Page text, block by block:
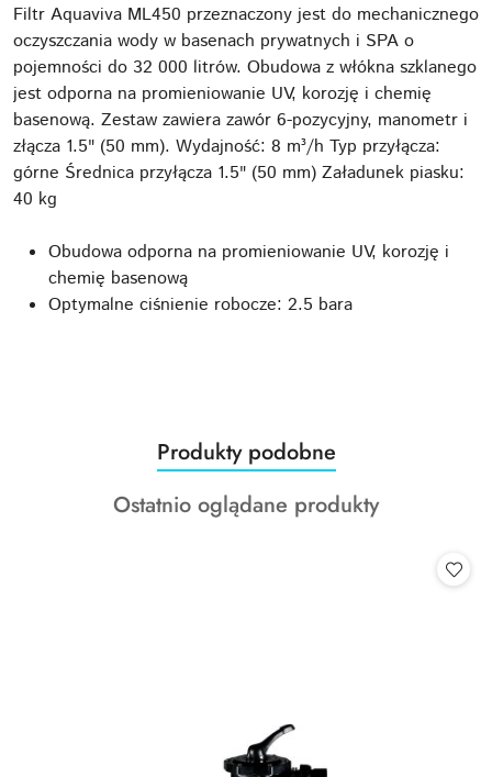
Filtr Aquaviva ML450 przeznaczony jest do mechanicznego
oczyszczania wody w basenach prywatnych i SPA o
pojemności do 32 000 litrów. Obudowa z włókna szklanego
jest odporna na promieniowanie UV, korozję i chemię
basenową. Zestaw zawiera zawór 6-pozycyjny, manometr i
złącza 1.5" (50 mm). Wydajność: 8 m³/h Typ przyłącza:
górne Średnica przyłącza 1.5" (50 mm) Załadunek piasku:
40 kg
Obudowa odporna na promieniowanie UV, korozję i
chemię basenową
Optymalne ciśnienie robocze: 2.5 bara
Pomiń karuzelę produktów
Produkty
o
statusie:
Produkty podobne
Produkty
Ostatnio oglądane produkty